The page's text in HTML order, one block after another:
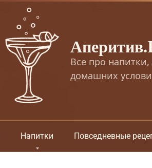
Все про
домашних
Напитки Повседневные